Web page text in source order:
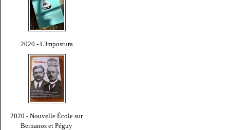
2020 - L'Impostura
2020 - Nouvelle École sur
Bernanos et Péguy